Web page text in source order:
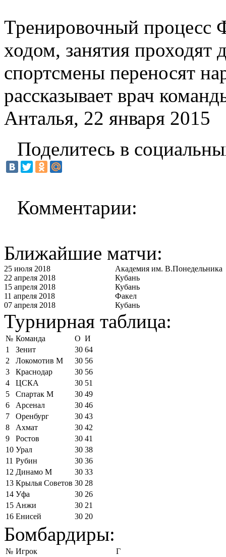
Тренировочный
ходом, занятия проходят
спортсмены переносят
рассказывает врач
Анталья, 22 января 2015
Поделитесь в
Комментарии:
Ближайшие матчи:
25 июля 2018
Академия им. В.Понедельника
22 апреля 2018
Кубань
15 апреля 2018
Кубань
11 апреля 2018
Факел
07 апреля 2018
Кубань
Турнирная таблица:
№ Команда О И
1
Зенит 30 64
2
Локомотив М 30 56
3
Краснодар 30 56
4
ЦСКА 30 51
5
Спартак М 30 49
6
Арсенал 30 46
7
Оренбург 30 43
8
Ахмат 30 42
9
Ростов 30 41
10 Урал 30 38
11 Рубин 30 36
12 Динамо М 30 33
13 Крылья Советов 30 28
14 Уфа 30 26
15 Анжи 30 21
16 Енисей 30 20
Бомбардиры:
№ Игрок
Г